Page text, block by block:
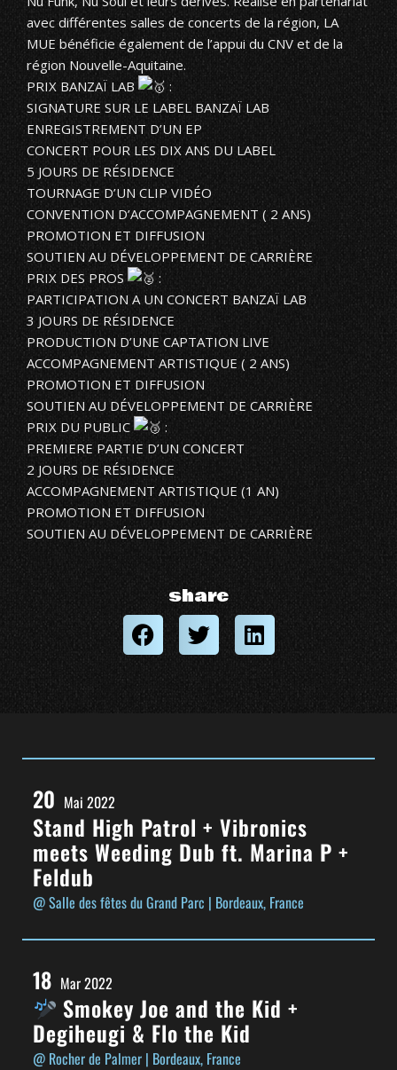
avec différentes salles de concerts de la région, LA
MUE bénéficie également de l’appui du CNV et de la
région Nouvelle-Aquitaine.
PRIX BANZAÏ LAB
:
SIGNATURE SUR LE LABEL BANZAÏ LAB
ENREGISTREMENT D’UN EP
CONCERT POUR LES DIX ANS DU LABEL
5 JOURS DE RÉSIDENCE
TOURNAGE D’UN CLIP VIDÉO
CONVENTION D’ACCOMPAGNEMENT ( 2 ANS)
PROMOTION ET DIFFUSION
SOUTIEN AU DÉVELOPPEMENT DE CARRIÈRE
PRIX DES PROS
:
PARTICIPATION A UN CONCERT BANZAÏ LAB
3 JOURS DE RÉSIDENCE
PRODUCTION D’UNE CAPTATION LIVE
ACCOMPAGNEMENT ARTISTIQUE ( 2 ANS)
PROMOTION ET DIFFUSION
SOUTIEN AU DÉVELOPPEMENT DE CARRIÈRE
PRIX DU PUBLIC
:
PREMIERE PARTIE D’UN CONCERT
2 JOURS DE RÉSIDENCE
ACCOMPAGNEMENT ARTISTIQUE (1 AN)
PROMOTION ET DIFFUSION
SOUTIEN AU DÉVELOPPEMENT DE CARRIÈRE
share
20 Mai 2022
Stand High Patrol + Vibronics
meets Weeding Dub ft. Marina P +
Feldub
@ Salle des fêtes du Grand Parc | Bordeaux, France
18 Mar 2022
Smokey Joe and the Kid +
Degiheugi & Flo the Kid
@ Rocher de Palmer | Bordeaux, France